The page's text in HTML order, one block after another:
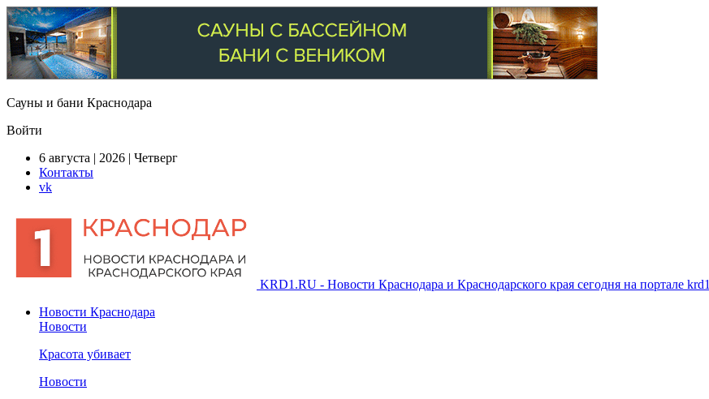
Сауны и бани Краснодара
Войти
6 августа | 2026 | Четверг
Контакты
vk
KRD1.RU - Новости Краснодара и Краснодарского края сегодня на портале krd1
Новости Краснодара
Новости
Красота убивает
Новости